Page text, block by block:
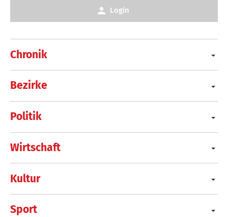
Chronik
Bezirke
Politik
Wirtschaft
Kultur
Sport
Login